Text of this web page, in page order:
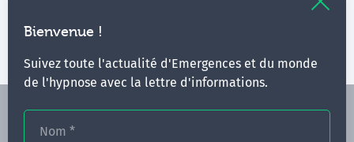
Bienvenue !
Suivez toute l'actualité d'Emergences et du monde
de l'hypnose avec la lettre d'informations.
Nom *
Vous pouvez renouveler votre requête en élargissant